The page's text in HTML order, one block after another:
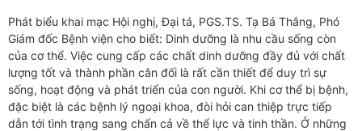
Phát biểu khai mạc Hội nghị, Đại tá, PGS.TS. Tạ Bá Thắng, Phó
Giám đốc Bệnh viện cho biết: Dinh dưỡng là nhu cầu sống còn
của cơ thể. Việc cung cấp các chất dinh dưỡng đầy đủ với chất
lượng tốt và thành phần cân đối là rất cần thiết để duy trì sự
sống, hoạt động và phát triển của con người. Khi cơ thể bị bệnh,
đặc biệt là các bệnh lý ngoại khoa, đòi hỏi can thiệp trực tiếp
dẫn tới tình trạng sang chấn cả về thể lực và tinh thần. Ở những